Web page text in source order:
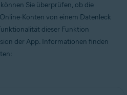
können Sie überprüfen, ob die
Konten von einem Datenleck
dieser Funktion
der App. Informationen finden